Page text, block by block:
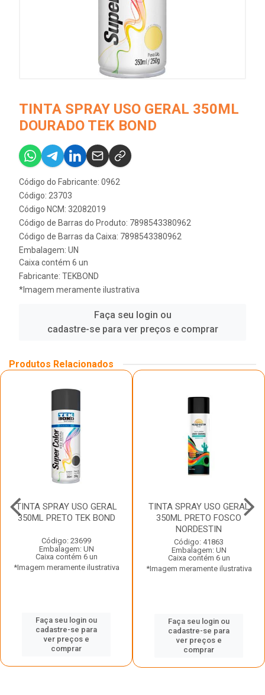
TINTA SPRAY USO GERAL 350ML
DOURADO TEK BOND
Código do Fabricante: 0962
Código: 23703
Código NCM: 32082019
Código de Barras do Produto: 7898543380962
Código de Barras da Caixa: 7898543380962
Embalagem: UN
Caixa contém 6 un
Fabricante: TEKBOND
*Imagem meramente ilustrativa
Faça seu login ou
cadastre-se para ver preços e comprar
Produtos Relacionados
TINTA SPRAY USO GERAL
350ML PRETO TEK BOND
Código: 23699
Embalagem: UN
Caixa contém 6 un
*Imagem meramente ilustrativa
Faça seu login ou
cadastre-se para
ver preços e
comprar
TINTA SPRAY USO GERAL
350ML PRETO FOSCO
NORDESTIN
Código: 41863
Embalagem: UN
Caixa contém 6 un
*Imagem meramente ilustrativa
Faça seu login ou
cadastre-se para
ver preços e
comprar